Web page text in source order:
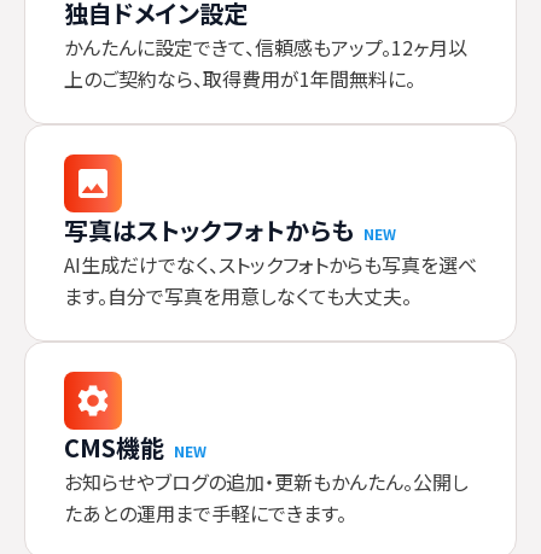
独自ドメイン設定
かんたんに設定できて、信頼感もアップ。12ヶ月以
上のご契約なら、取得費用が1年間無料に。
写真はストックフォトからも NEW
AI生成だけでなく、ストックフォトからも写真を選べ
ます。自分で写真を用意しなくても大丈夫。
CMS機能 NEW
お知らせやブログの追加・更新もかんたん。公開し
たあとの運用まで手軽にできます。